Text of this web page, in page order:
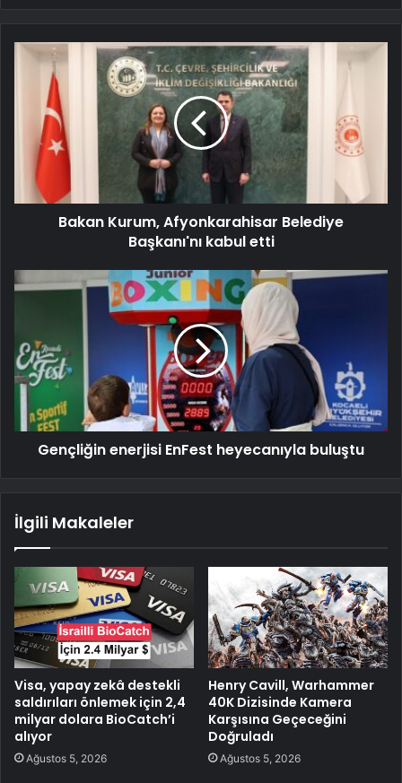
Bakan Kurum, Afyonkarahisar Belediye
Başkanı'nı kabul etti
Gençliğin enerjisi EnFest heyecanıyla buluştu
İlgili Makaleler
Visa, yapay zekâ destekli
saldırıları önlemek için 2,4
milyar dolara BioCatch’i
alıyor
Ağustos 5, 2026
Henry Cavill, Warhammer
40K Dizisinde Kamera
Karşısına Geçeceğini
Doğruladı
Ağustos 5, 2026